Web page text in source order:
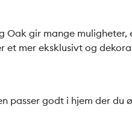
gir mange
et mer eksklusivt og
passer godt i hjem der du